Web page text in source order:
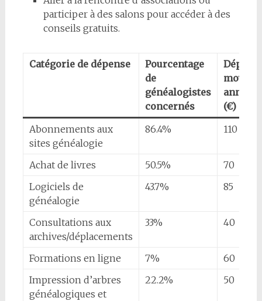
participer à des salons pour accéder à des
conseils gratuits.
Catégorie de dépense
Pourcentage
de
généalogistes
concernés
(€)
Abonnements aux
sites généalogie
86.4% 110
Achat de livres 50.5%
70
Logiciels de
généalogie
43.7% 85
Consultations aux
archives/déplacements
33% 40
Formations en ligne 7%
60
Impression d’arbres
généalogiques et
22.2% 50